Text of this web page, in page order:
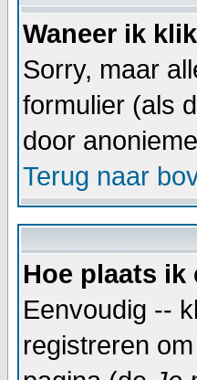
Waneer ik
Sorry, maar
formulier (als
door
Terug naar
Hoe plaats
Eenvoudig --
registreren